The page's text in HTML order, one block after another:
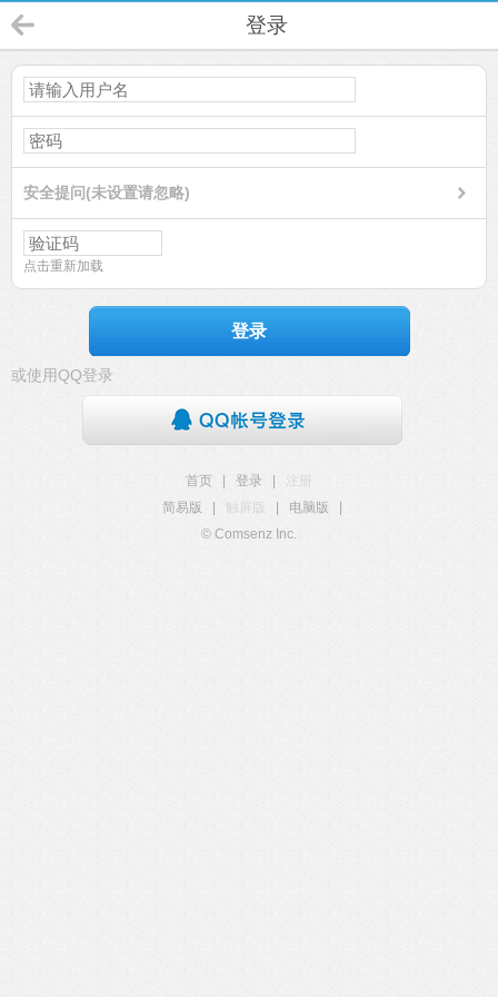
登录
安全提问(未设置请忽略)
点击重新加载
登录
或使用QQ登录
首页 登录
注册
简易版
触屏版 电脑版
© Comsenz Inc.